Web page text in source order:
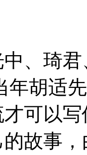
、琦
胡适
可以
故事